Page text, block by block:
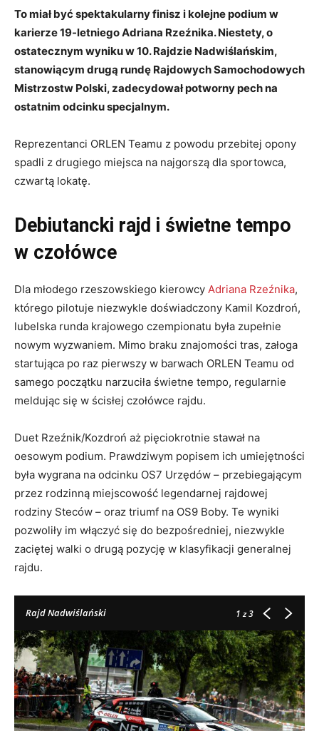
To miał być spektakularny finisz i kolejne podium w
karierze 19-letniego Adriana Rzeźnika. Niestety, o
ostatecznym wyniku w 10. Rajdzie Nadwiślańskim,
stanowiącym drugą rundę Rajdowych Samochodowych
Mistrzostw Polski, zadecydował potworny pech na
ostatnim odcinku specjalnym.
Reprezentanci ORLEN Teamu z powodu przebitej opony
spadli z drugiego miejsca na najgorszą dla sportowca,
czwartą lokatę.
Debiutancki rajd i świetne tempo
w czołówce
Dla młodego rzeszowskiego kierowcy Adriana Rzeźnika,
którego pilotuje niezwykle doświadczony Kamil Kozdroń,
lubelska runda krajowego czempionatu była zupełnie
nowym wyzwaniem. Mimo braku znajomości tras, załoga
startująca po raz pierwszy w barwach ORLEN Teamu od
samego początku narzuciła świetne tempo, regularnie
meldując się w ścisłej czołówce rajdu.
Duet Rzeźnik/Kozdroń aż pięciokrotnie stawał na
oesowym podium. Prawdziwym popisem ich umiejętności
była wygrana na odcinku OS7 Urzędów – przebiegającym
przez rodzinną miejscowość legendarnej rajdowej
rodziny Steców – oraz triumf na OS9 Boby. Te wyniki
pozwoliły im włączyć się do bezpośredniej, niezwykle
zaciętej walki o drugą pozycję w klasyfikacji generalnej
rajdu.
Rajd Nadwiślański 1z 3